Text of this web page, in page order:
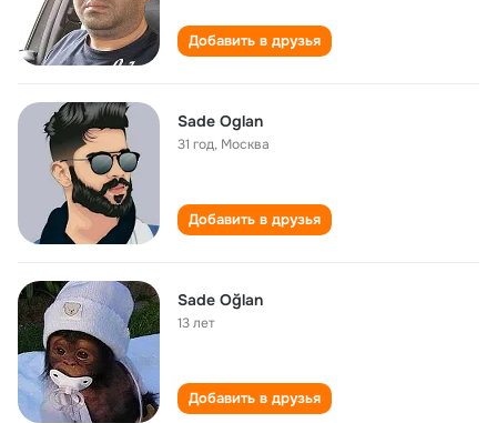
Добавить в друзья
Sade Oglan
31 год, Москва
Добавить в друзья
Sade Oğlan
13 лет
Добавить в друзья